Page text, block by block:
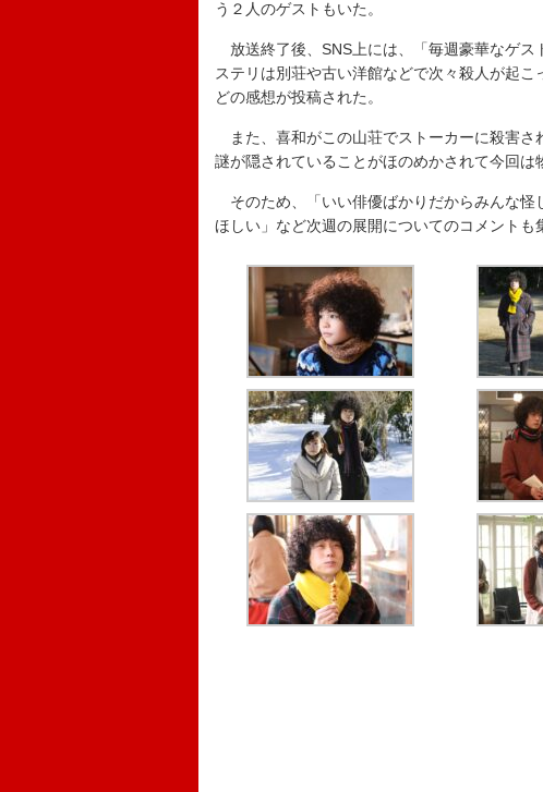
う２人のゲストもいた。
放送終了後、SNS上には、「毎週豪華なゲス
ステリは別荘や古い洋館などで次々殺人が起
どの感想が投稿された。
また、喜和がこの山荘でストーカーに殺害さ
謎が隠されていることがほのめかされて今回は
そのため、「いい俳優ばかりだからみんな怪
ほしい」など次週の展開についてのコメントも